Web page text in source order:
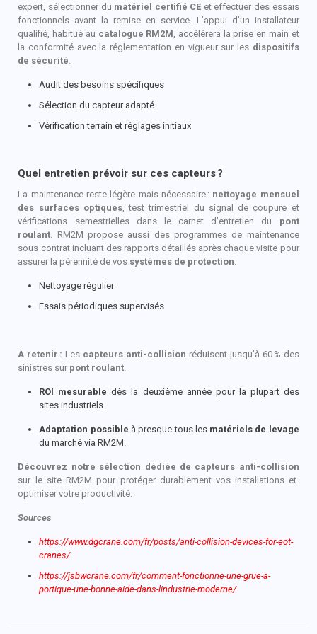
expert, sélectionner du matériel certifié CE et effectuer des essais
fonctionnels avant la remise en service. L’appui d’un installateur
qualifié, habitué au catalogue RM2M , accélérera la prise en main et
la conformité avec la réglementation en vigueur sur les dispositifs
de sécurité
Audit des besoins spécifiques
Sélection du capteur adapté
Vérification terrain et réglages initiaux
Quel entretien prévoir sur ces capteurs?
La maintenance reste légère mais nécessaire : nettoyage mensuel
des surfaces optiques, test trimestriel du signal de coupure et
vérifications semestrielles dans le carnet d’entretien du pont
roulant . RM2M propose aussi des programmes de maintenance
sous contrat incluant des rapports détaillés après chaque visite pour
assurer la pérennité de vos systèmes de protection
Nettoyage régulier
Essais périodiques supervisés
À retenir : Les capteurs anti-collision réduisent jusqu’à 60 % des
sinistres sur pont roulant
ROI mesurable dès la deuxième année pour la plupart des
sites industriels.
Adaptation possible à presque tous les matériels de levage
du marché via RM2M.
Découvrez notre sélection dédiée de capteurs anti-collision
sur le site RM2M pour protéger durablement vos installations et
optimiser votre productivité.
Sources
https://www.dgcrane.com/fr/posts/anti-collision-devices-for-eot-
cranes/
https://jsbwcrane.com/fr/comment-fonctionne-une-grue-a-
portique-une-bonne-aide-dans-lindustrie-moderne/